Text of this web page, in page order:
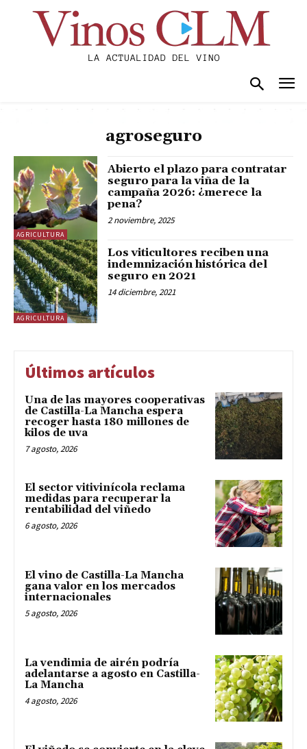
agroseguro
AGRICULTURA
Abierto el plazo para contratar
seguro para la viña de la
campaña 2026: ¿merece la
pena?
2 noviembre, 2025
AGRICULTURA
Los viticultores reciben una
indemnización histórica del
seguro en 2021
14 diciembre, 2021
Últimos artículos
Una de las mayores cooperativas
de Castilla-La Mancha espera
recoger hasta 180 millones de
kilos de uva
7 agosto, 2026
El sector vitivinícola reclama
medidas para recuperar la
rentabilidad del viñedo
6 agosto, 2026
El vino de Castilla-La Mancha
gana valor en los mercados
internacionales
5 agosto, 2026
La vendimia de airén podría
adelantarse a agosto en Castilla-
La Mancha
4 agosto, 2026